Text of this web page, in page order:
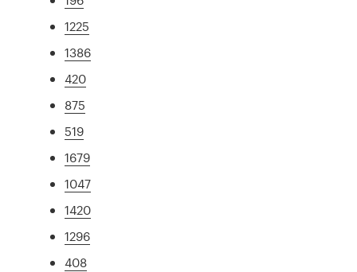
1225
1386
420
875
519
1679
1047
1420
1296
408